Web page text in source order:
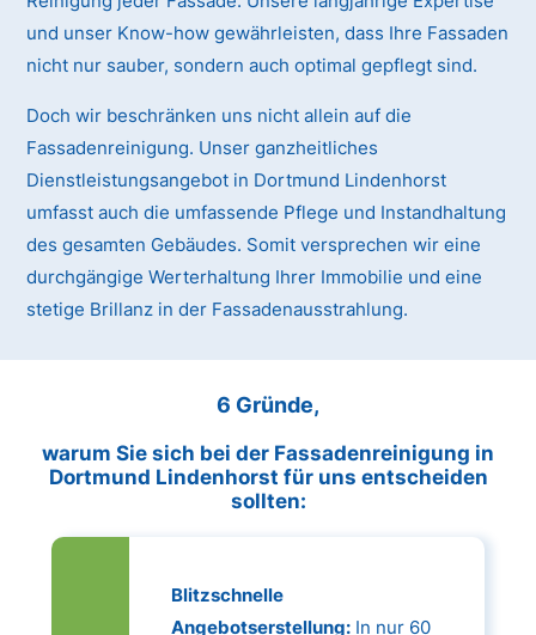
und unser Know-how gewährleisten, dass Ihre Fassaden
nicht nur sauber, sondern auch optimal gepflegt sind.
Doch wir beschränken uns nicht allein auf die
Fassadenreinigung. Unser ganzheitliches
Dienstleistungsangebot in Dortmund Lindenhorst
umfasst auch die umfassende Pflege und Instandhaltung
des gesamten Gebäudes. Somit versprechen wir eine
durchgängige Werterhaltung Ihrer Immobilie und eine
stetige Brillanz in der Fassadenausstrahlung.
6 Gründe,
warum Sie sich bei der Fassadenreinigung in
Dortmund Lindenhorst für uns entscheiden
sollten:
Blitzschnelle
Angebotserstellung:In nur 60